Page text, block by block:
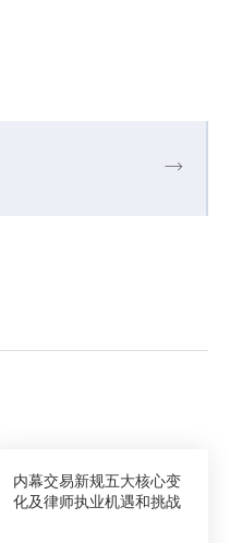
内幕交易新规五大核心变
化及律师执业机遇和挑战